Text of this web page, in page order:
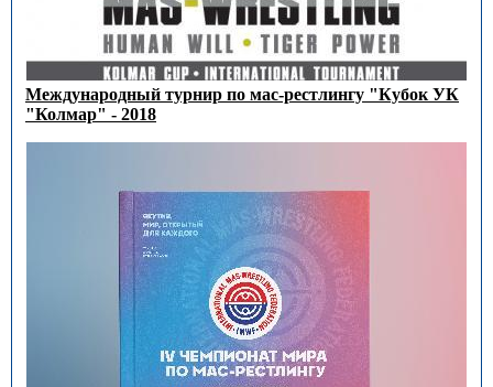
Международный турнир по мас-рестлингу "Кубок УК
"Колмар" - 2018